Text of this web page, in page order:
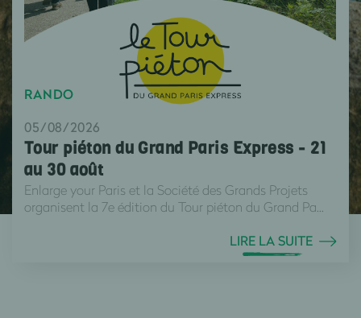
RANDO
05/08/2026
Tour piéton du Grand Paris Express - 21
au 30 août
Enlarge your Paris et la Société des Grands Projets
organisent la 7e édition du Tour piéton du Grand Pa...
LIRE LA SUITE